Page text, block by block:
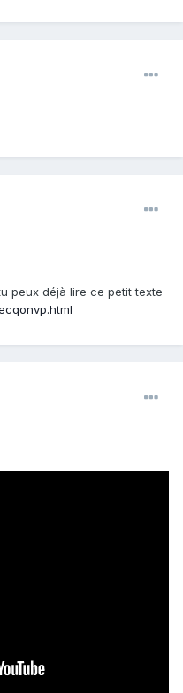
peux déjà lire ce petit texte